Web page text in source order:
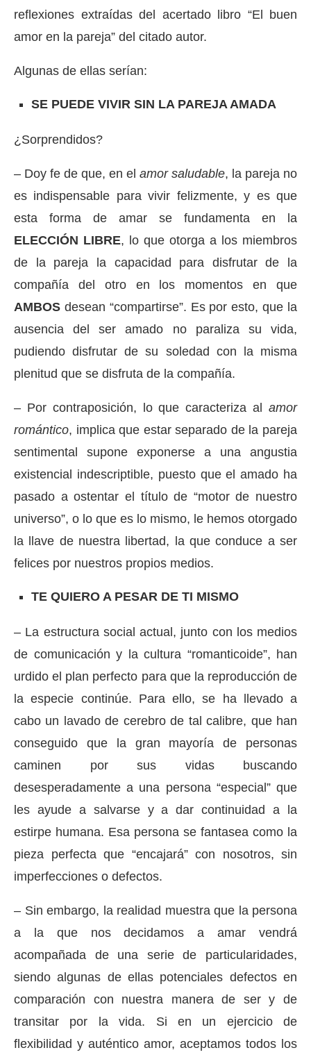
reflexiones extraídas del acertado libro “El buen
amor en la pareja” del citado autor.
Algunas de ellas serían:
SE PUEDE VIVIR SIN LA PAREJA AMADA
¿Sorprendidos?
– Doy fe de que, en el amor saludable, la pareja no
es indispensable para vivir felizmente, y es que
esta forma de amar se fundamenta en la
ELECCIÓN LIBRE, lo que otorga a los miembros
de la pareja la capacidad para disfrutar de la
compañía del otro en los momentos en que
AMBOS desean “compartirse”. Es por esto, que la
ausencia del ser amado no paraliza su vida,
pudiendo disfrutar de su soledad con la misma
plenitud que se disfruta de la compañía.
– Por contraposición, lo que caracteriza al amor
romántico, implica que estar separado de la pareja
sentimental supone exponerse a una angustia
existencial indescriptible, puesto que el amado ha
pasado a ostentar el título de “motor de nuestro
universo”, o lo que es lo mismo, le hemos otorgado
la llave de nuestra libertad, la que conduce a ser
felices por nuestros propios medios.
TE QUIERO A PESAR DE TI MISMO
– La estructura social actual, junto con los medios
de comunicación y la cultura “romanticoide”, han
urdido el plan perfecto para que la reproducción de
la especie continúe. Para ello, se ha llevado a
cabo un lavado de cerebro de tal calibre, que han
conseguido que la gran mayoría de personas
caminen por sus vidas buscando
desesperadamente a una persona “especial” que
les ayude a salvarse y a dar continuidad a la
estirpe humana. Esa persona se fantasea como la
pieza perfecta que “encajará” con nosotros, sin
imperfecciones o defectos.
– Sin embargo, la realidad muestra que la persona
a la que nos decidamos a amar vendrá
acompañada de una serie de particularidades,
siendo algunas de ellas potenciales defectos en
comparación con nuestra manera de ser y de
transitar por la vida. Si en un ejercicio de
flexibilidad y auténtico amor, aceptamos todos los